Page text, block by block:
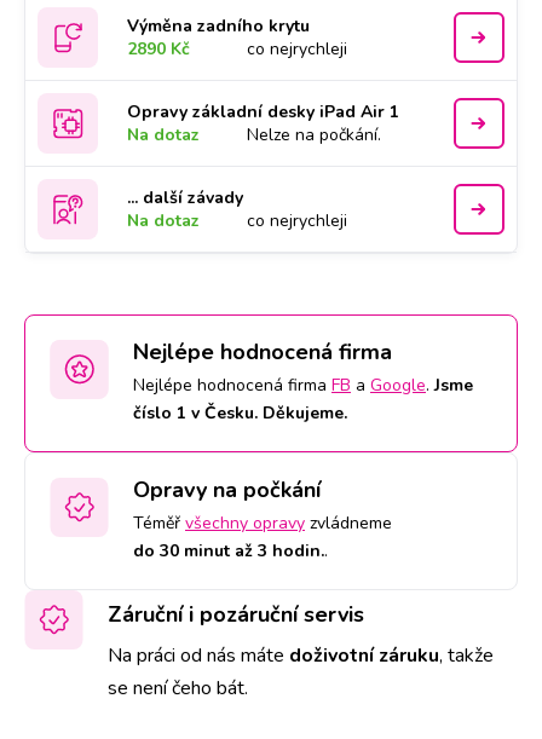
Výměna zadního krytu
2890 Kč
co nejrychleji
Opravy základní desky iPad Air 1
Na dotaz
Nelze na počkání.
... další závady
Na dotaz
co nejrychleji
Nejlépe hodnocená firma
Nejlépe hodnocená firma FB a Google.Jsme
číslo 1 v Česku. Děkujeme.
Opravy na počkání
Téměř všechny opravy zvládneme
do 30 minut až 3 hodin..
Záruční i pozáruční servis
Na práci od nás máte doživotní záruku, takže
se není čeho bát.